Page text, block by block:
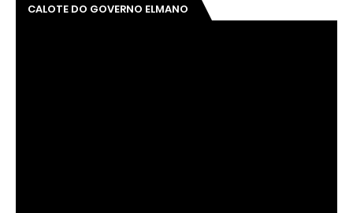
CALOTE DO GOVERNO ELMANO